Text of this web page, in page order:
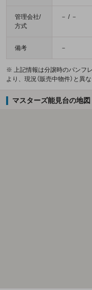
管理会社/
方式
－ / －
備考 －
※ 上記情報は分譲時のパンフ
より、現況（販売中物件）と異
マスターズ能見台の地